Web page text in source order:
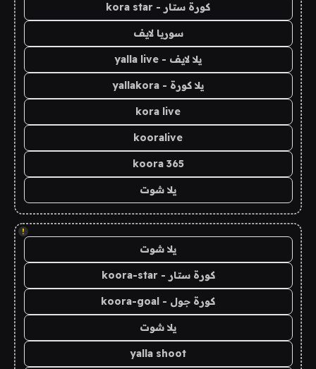
كورة ستار - kora star
سوريا لايف
يلا لايف - yalla live
يلا كورة - yallakora
kora live
kooralive
koora 365
يلا شوت
!
يلا شوت
كورة ستار - koora-star
كورة جول - koora-goal
يلا شوت
yalla shoot